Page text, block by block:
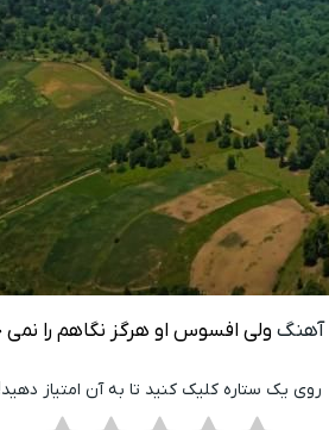
آهنگ ولی افسوس او هرگز نگاهم را نمی
روی یک ستاره کلیک کنید تا به آن امتیاز